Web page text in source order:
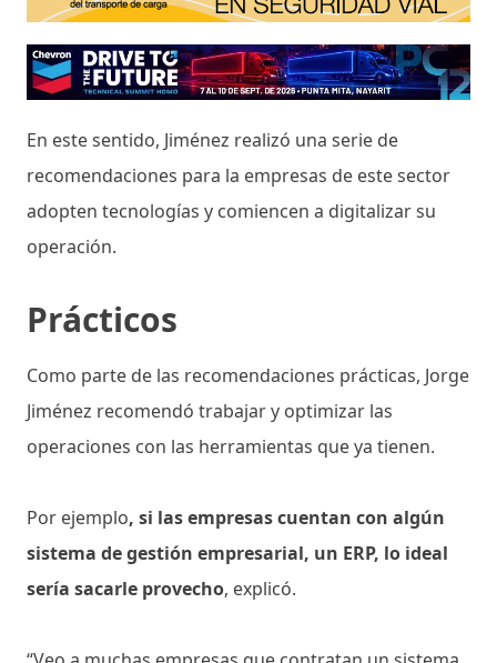
En este sentido, Jiménez realizó una serie de
recomendaciones para la empresas de este sector
adopten tecnologías y comiencen a digitalizar su
operación.
Prácticos
Como parte de las recomendaciones prácticas, Jorge
Jiménez recomendó trabajar y optimizar las
operaciones con las herramientas que ya tienen.
Por ejemplo, si las empresas cuentan con algún
sistema de gestión empresarial, un ERP, lo ideal
sería sacarle provecho, explicó.